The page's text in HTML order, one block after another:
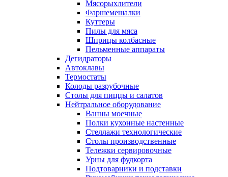
Мясорыхлители
Фаршемешалки
Куттеры
Пилы для мяса
Шприцы колбасные
Пельменные аппараты
Дегидраторы
Автоклавы
Термостаты
Колоды разрубочные
Столы для пиццы и салатов
Нейтральное оборудование
Ванны моечные
Полки кухонные настенные
Стеллажи технологические
Столы производственные
Тележки сервировочные
Урны для фудкорта
Подтоварники и подставки